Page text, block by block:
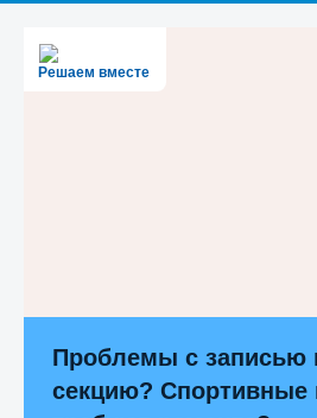
Решаем вместе
Проблемы с записью
секцию? Спортивные